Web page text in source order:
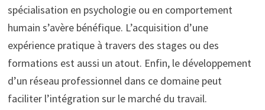
spécialisation en psychologie ou en comportement
humain s’avère bénéfique. L’acquisition d’une
expérience pratique à travers des stages ou des
formations est aussi un atout. Enfin, le développement
d’un réseau professionnel dans ce domaine peut
faciliter l’intégration sur le marché du travail.